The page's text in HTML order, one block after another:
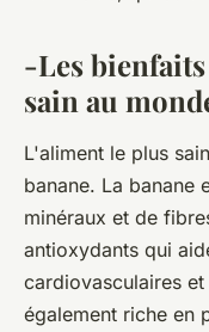
-Les
sain au
L'aliment le plus
banane. La banane
minéraux et de
antioxydants qui
cardiovasculaires
également riche en